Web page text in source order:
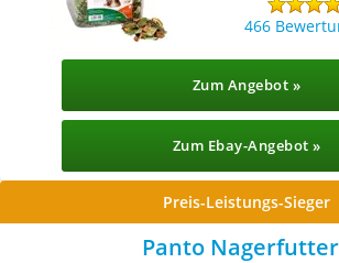
466
Zum Angebot »
Zum Ebay-Angebot »
Preis-Leistungs-Sieger
Panto Nagerfutter